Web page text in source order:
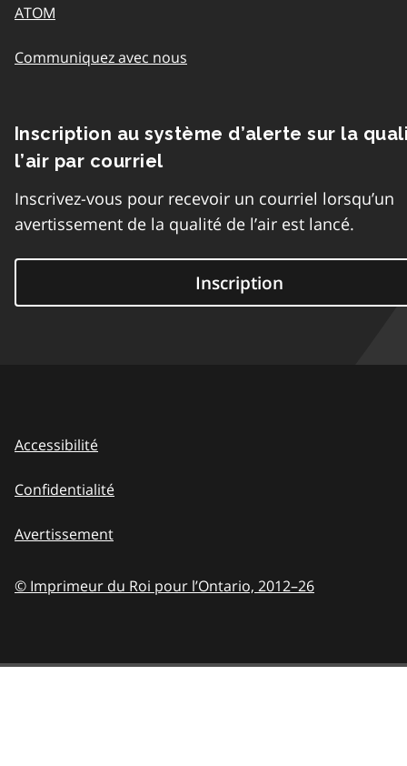
ATOM
Communiquez avec nous
Inscription au système d’alerte sur la
l’air par courriel
Inscrivez-vous pour recevoir un courriel lorsqu’un
avertissement de la qualité de l’air est lancé.
Inscription
Accessibilité
Confidentialité
Avertissement
© Imprimeur du Roi pour l’Ontario, 2012–26